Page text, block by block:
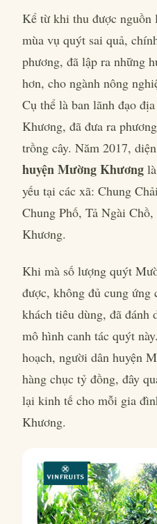
Kể từ khi thu được nguồn
mùa vụ quýt sai quả,
phương, đã lập ra những
hơn, cho ngành nông
Cụ thể là ban lãnh đạo
Khương, đã đưa ra
trồng cây. Năm 2017,
huyện Mường Khương
yếu tại các xã: Chung
Chung Phố, Tả Ngài
Khương.
Khi mà số lượng quýt
được, không đủ cung ứng
khách tiêu dùng, đã đánh
mô hình canh tác quýt
hoạch, người dân huyện
hàng chục tỷ đồng, đây
lại kinh tế cho mỗi gia
Khương.